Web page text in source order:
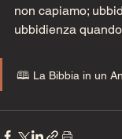
non capiamo;
ubbidienza
🕮 La Bibbia in un